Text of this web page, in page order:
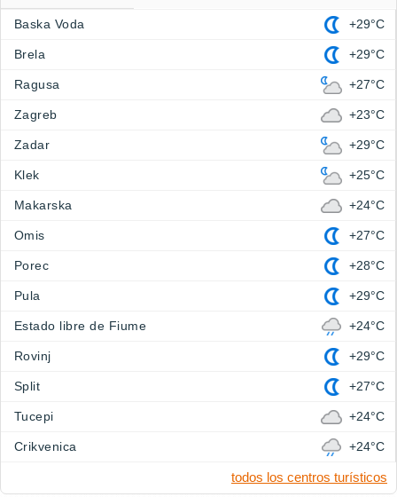
Baska Voda +29°C
Brela +29°C
Ragusa +27°C
Zagreb +23°C
Zadar +29°C
Klek +25°C
Makarska +24°C
Omis +27°C
Porec +28°C
Pula +29°C
Estado libre de Fiume +24°C
Rovinj +29°C
Split +27°C
Tucepi +24°C
Crikvenica +24°C
todos los centros turísticos